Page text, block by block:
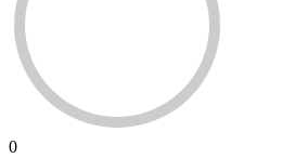
0